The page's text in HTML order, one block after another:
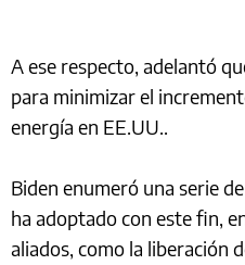
A ese respecto, adelantó
para minimizar el
energía en EE.UU..
Biden enumeró una serie
ha adoptado con este fin,
aliados, como la liberación